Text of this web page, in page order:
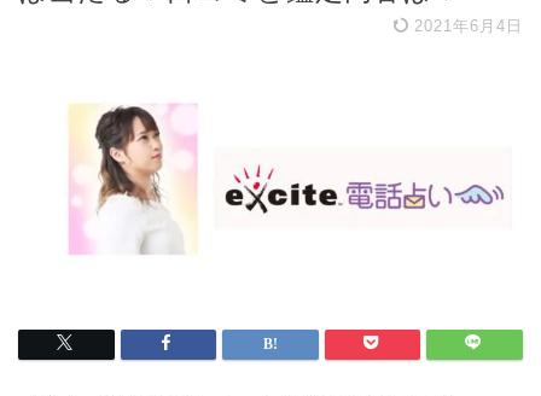
2021年6月4日